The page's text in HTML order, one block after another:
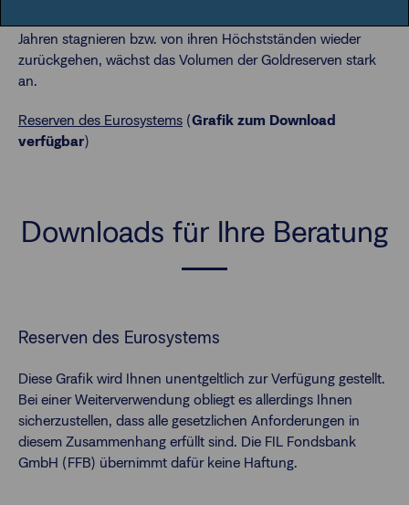
Jahren stagnieren bzw. von ihren Höchstständen wieder
zurückgehen, wächst das Volumen der Goldreserven stark
an.
Reserven des Eurosystems (Grafik zum Download
verfügbar)
Downloads für Ihre Beratung
Reserven des Eurosystems
Diese Grafik wird Ihnen unentgeltlich zur Verfügung gestellt.
Bei einer Weiterverwendung obliegt es allerdings Ihnen
sicherzustellen, dass alle gesetzlichen Anforderungen in
diesem Zusammenhang erfüllt sind. Die FIL Fondsbank
GmbH (FFB) übernimmt dafür keine Haftung.